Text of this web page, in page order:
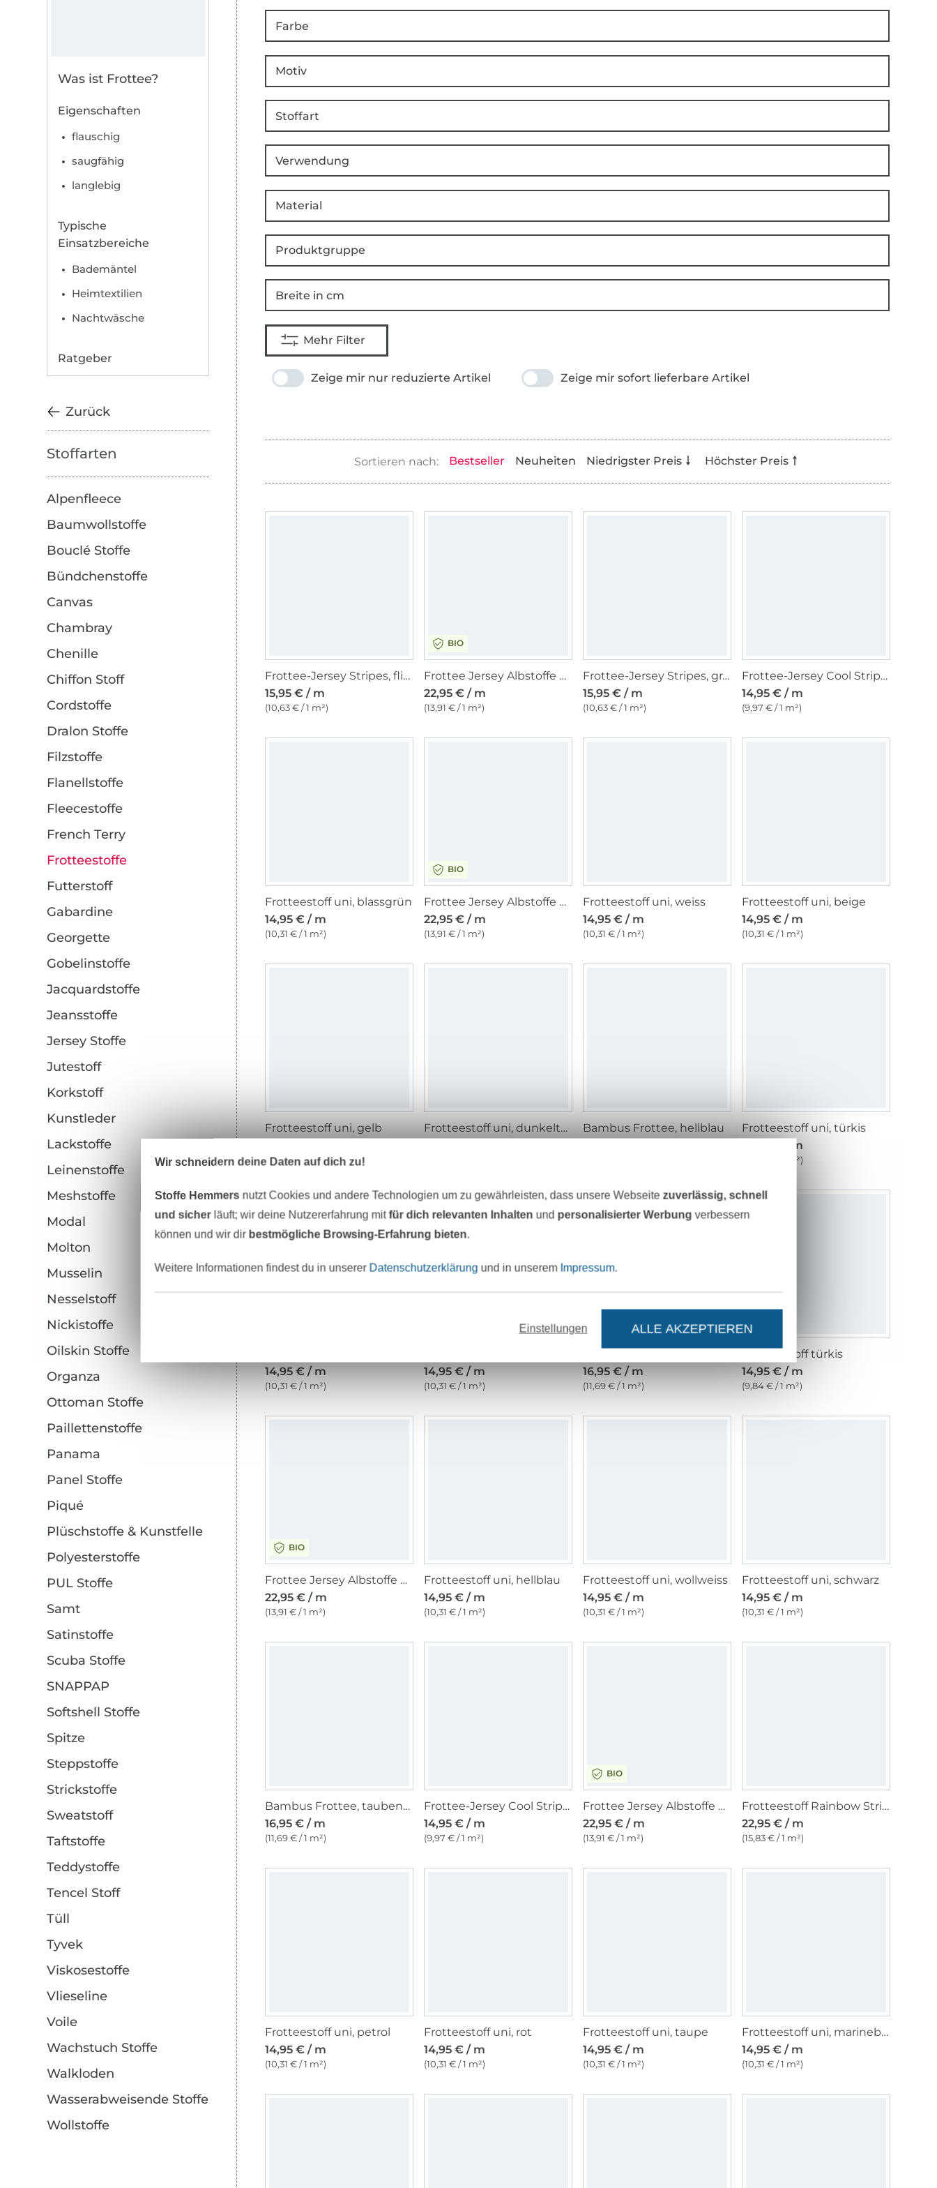
Was ist Frottee?
Eigenschaften
flauschig
saugfähig
langlebig
Typische
Einsatzbereiche
Bademäntel
Heimtextilien
Nachtwäsche
Ratgeber
Zurück
Stoffarten
Alpenfleece
Baumwollstoffe
Bouclé Stoffe
Bündchenstoffe
Canvas
Chambray
Chenille
Chiffon Stoff
Cordstoffe
Dralon Stoffe
Filzstoffe
Flanellstoffe
Fleecestoffe
French Terry
Frotteestoffe
Futterstoff
Gabardine
Georgette
Gobelinstoffe
Jacquardstoffe
Jeansstoffe
Jersey Stoffe
Jutestoff
Korkstoff
Kunstleder
Lackstoffe
Leinenstoffe
Meshstoffe
Modal
Molton
Musselin
Nesselstoff
Nickistoffe
Oilskin Stoffe
Organza
Ottoman Stoffe
Paillettenstoffe
Panama
Panel Stoffe
Piqué
Plüschstoffe & Kunstfelle
Polyesterstoffe
PUL Stoffe
Samt
Satinstoffe
Scuba Stoffe
SNAPPAP
Softshell Stoffe
Spitze
Steppstoffe
Strickstoffe
Sweatstoff
Taftstoffe
Teddystoffe
Tencel Stoff
Tüll
Tyvek
Viskosestoffe
Vlieseline
Voile
Wachstuch Stoffe
Walkloden
Wasserabweisende Stoffe
Wollstoffe
Farbe
Motiv
Stoffart
Verwendung
Material
Produktgruppe
Breite in cm
Mehr Filter
Zeige mir nur reduzierte Artikel Zeige mir sofort lieferbare Artikel
Bestseller Neuheiten Niedrigster Preis Höchster Preis
Frottee-Jersey Stripes, flieder
15,95 € / m
(10,63 € / 1 m²)
BIO
Frottee Jersey Albstoffe Hamburger Liebe Ringel, dunkelpetrol
22,95 € / m
(13,91 € / 1 m²)
Frottee-Jersey Stripes, graublau
15,95 € / m
(10,63 € / 1 m²)
Frottee-Jersey Cool Stripes, blau
14,95 € / m
(9,97 € / 1 m²)
Frotteestoff uni, blassgrün
14,95 € / m
(10,31 € / 1 m²)
BIO
Frottee Jersey Albstoffe Hamburger Liebe Ringel, rot
22,95 € / m
(13,91 € / 1 m²)
Frotteestoff uni, weiss
14,95 € / m
(10,31 € / 1 m²)
Frotteestoff uni, beige
14,95 € / m
(10,31 € / 1 m²)
Frotteestoff uni, gelb
(10,31 € / 1 m²)
Frotteestoff uni, dunkeltaupe
Bambus Frottee, hellblau
Frotteestoff uni, türkis
14,95 € / m
(10,31 € / 1 m²)
14,95 € / m
(10,31 € / 1 m²)
14,95 € / m
(10,31 € / 1 m²)
16,95 € / m
(11,69 € / 1 m²)
Frotteestoff türkis
14,95 € / m
(9,84 € / 1 m²)
BIO
Frottee Jersey Albstoffe Hamburger Liebe Ringel, royalblau
22,95 € / m
(13,91 € / 1 m²)
Frotteestoff uni, hellblau
14,95 € / m
(10,31 € / 1 m²)
Frotteestoff uni, wollweiss
14,95 € / m
(10,31 € / 1 m²)
Frotteestoff uni, schwarz
14,95 € / m
(10,31 € / 1 m²)
Bambus Frottee, taubenblau
16,95 € / m
(11,69 € / 1 m²)
Frottee-Jersey Cool Stripes, altrosa
14,95 € / m
(9,97 € / 1 m²)
BIO
Frottee Jersey Albstoffe Hamburger Liebe Ringel, beige
22,95 € / m
(13,91 € / 1 m²)
Frotteestoff Rainbow Stripes, multicolor
22,95 € / m
(15,83 € / 1 m²)
Frotteestoff uni, petrol
14,95 € / m
(10,31 € / 1 m²)
Frotteestoff uni, rot
14,95 € / m
(10,31 € / 1 m²)
Frotteestoff uni, taupe
14,95 € / m
(10,31 € / 1 m²)
Frotteestoff uni, marineblau
14,95 € / m
(10,31 € / 1 m²)
Wir schneidern deine Daten auf dich zu!
Stoffe Hemmers nutzt Cookies und andere Technologien um zu gewährleisten, dass unsere Webseitezuverlässig, schnell
und sicherläuft; wir deine Nutzererfahrung mitfür dich relevanten Inhalten und personalisierter Werbung verbessern
können und wir dir bestmögliche Browsing-Erfahrung bieten.
Weitere Informationen findest du in unserer Datenschutzerklärung und in unserem Impressum.
Einstellungen ALLE AKZEPTIEREN